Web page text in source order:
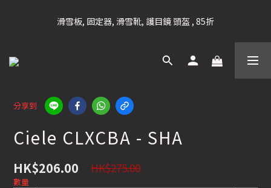
凡購滿HK$699 香港及澳門 [免運費] (大型貨品除外)
滑雪板, 固定器, 滑雪靴, 護目鏡 頭盔 , 85折
滑雪衫, 滑雪褲, 底、中層保暖 / 外套, 滑雪手套, 滑雪襪, 滑雪板袋,
凡購滿HK$699 香港及澳門 [免運費] (大型貨品除外)
分享到
Ciele CLXCBA - SHA
HK$206.00 HK$275.00
數量